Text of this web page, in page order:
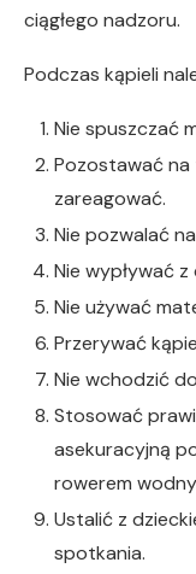
ciągłego nadzoru.
Podczas kąpieli
Nie spuszczać
Pozostawać
zareagować.
Nie pozwalać
Nie wypływać
Nie używać
Przerywać
Nie wchodzić
Stosować
asekuracyjną
rowerem
Ustalić z
spotkania.